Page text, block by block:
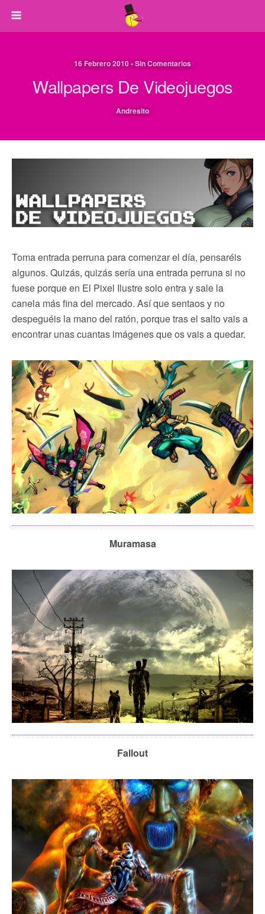
16 Febrero 2010 • Sin Comentarios
Wallpapers De Videojuegos
Andresito
Toma entrada perruna para comenzar el día, pensaréis
algunos. Quizás, quizás sería una entrada perruna si no
fuese porque en El Pixel Ilustre solo entra y sale la
canela más fina del mercado. Así que sentaos y no
despeguéis la mano del ratón, porque tras el salto vais a
encontrar unas cuantas imágenes que os vais a quedar.
Muramasa
Fallout